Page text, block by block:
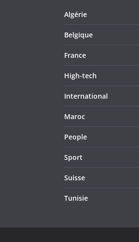
Algérie
Belgique
France
High-tech
International
Maroc
People
Sport
Suisse
Tunisie